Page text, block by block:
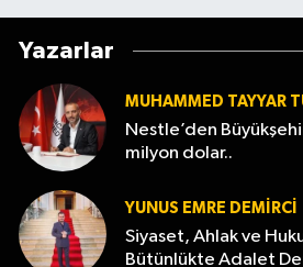
Yazarlar
MUHAMMED TAYYAR
Nestle’den
milyon dolar..
YUNUS EMRE DEMIRCI
Siyaset, Ahlak ve
Bütünlükte Adalet